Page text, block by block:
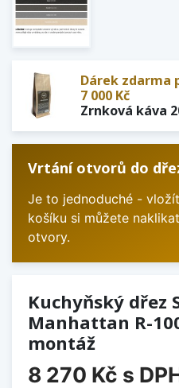
Dárek zdarma
7 000 Kč
Zrnková káva
Vrtání otvorů do
Je to jednoduché -
košíku si můžete
otvory.
Kuchyňský dřez
Manhattan R-
montáž
8 270 Kč s